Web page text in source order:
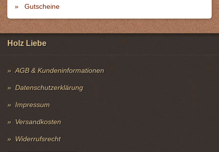
Gutscheine
Holz Liebe
AGB & Kundeninformationen
Datenschutzerklärung
Impressum
Versandkosten
Widerrufsrecht